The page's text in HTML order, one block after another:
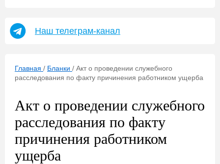
Наш телеграм-канал
Главная / Бланки / Акт о проведении служебного
расследования по факту причинения работником ущерба
Акт о проведении служебного
расследования по факту
причинения работником
ущерба